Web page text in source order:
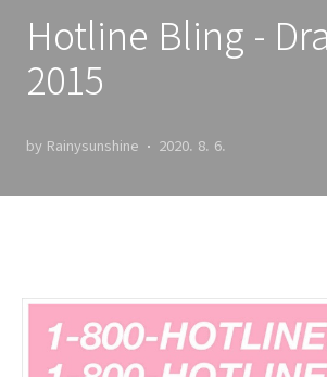
Hotline Bling -
2015
by Rainysunshine 2020. 8. 6.